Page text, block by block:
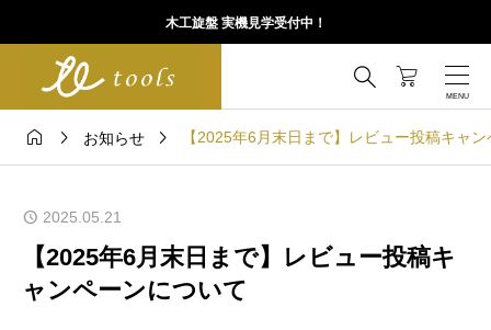
木工旋盤 実機見学受付中！

  お知らせ  【2025年6月末日まで】レビュー投稿キャ
2025.05.21
【2025年6月末日まで】レビュー投稿キ
ャンペーンについて